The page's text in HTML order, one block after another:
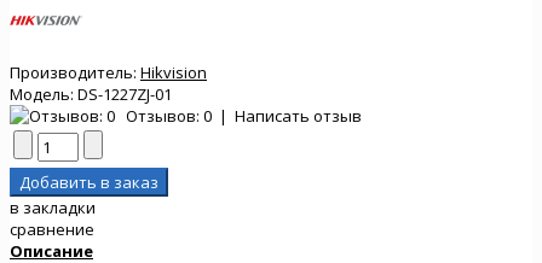
Производитель: Hikvision
Модель: DS-1227ZJ-01
Отзывов: 0 | Написать отзыв
в закладки
сравнение
Описание